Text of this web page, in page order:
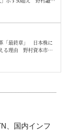
「最終章」 日本株に
る理由 野村資本市場
、国内インフ